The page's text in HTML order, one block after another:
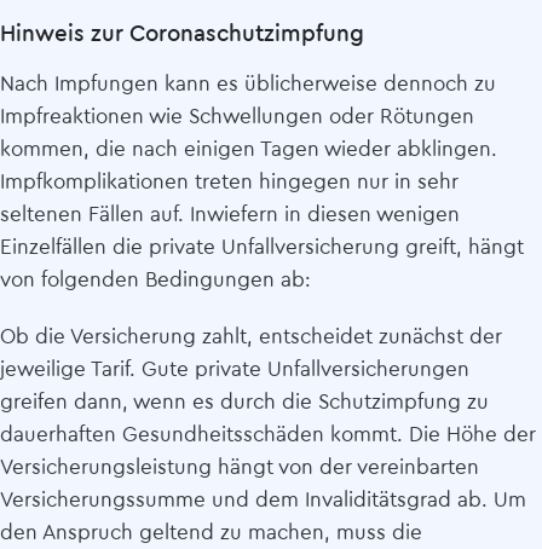
Hinweis zur Coronaschutzimpfung
Nach Impfungen kann es üblicherweise dennoch zu
Impfreaktionen wie Schwellungen oder Rötungen
kommen, die nach einigen Tagen wieder abklingen.
Impfkomplikationen treten hingegen nur in sehr
seltenen Fällen auf. Inwiefern in diesen wenigen
Einzelfällen die private Unfall­versicherung greift, hängt
von folgenden Bedingungen ab:
Ob die Versicherung zahlt, entscheidet zunächst der
jeweilige Tarif. Gute private Unfall­versicherungen
greifen dann, wenn es durch die Schutzimpfung zu
dauerhaften Gesundheitsschäden kommt. Die Höhe der
Versicherungsleistung hängt von der vereinbarten
Versicherungssumme und dem Invaliditätsgrad ab. Um
den Anspruch geltend zu machen, muss die